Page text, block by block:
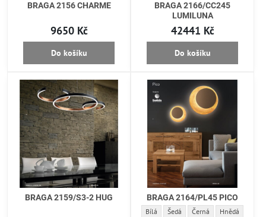
BRAGA 2156 CHARME
9650 Kč
Do košíku
BRAGA 2166/CC245
LUMILUNA
42441 Kč
Do košíku
BRAGA 2159/S3-2 HUG BRAGA 2164/PL45 PICO
BRAGA 2164/PL45 PICO - Barva:
Bílá BRAGA 2164/PL45 PICO - Barva:
Šedá BRAGA 2164/PL45
Černá BRAGA 2164/
Hnědá